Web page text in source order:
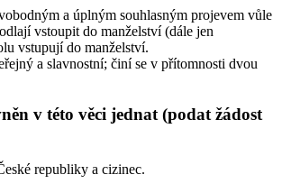
a úplným souhlasným projevem vůle
vstoupit do manželství (dále jen
vstupují do manželství.
a slavnostní; činí se v přítomnosti dvou
v této věci jednat (podat žádost
republiky a cizinec.